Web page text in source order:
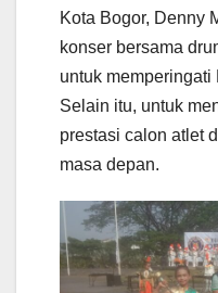
Kota Bogor, Denny
konser bersama
untuk
Selain itu, untuk
prestasi calon atlet
masa depan.